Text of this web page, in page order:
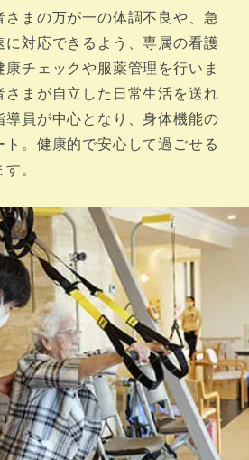
さまの万が一の体調不良や、急
に対応できるよう、専属の看護
チェックや服薬管理を行いま
さまが自立した日常生活を送れ
導員が中心となり、身体機能の
。健康的で安心して過ごせる
。